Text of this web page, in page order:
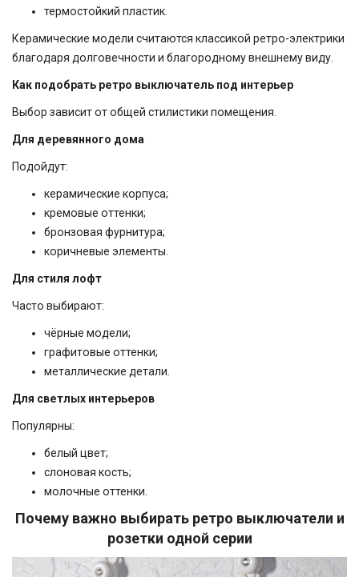
термостойкий пластик.
Керамические модели считаются классикой ретро-электрики
благодаря долговечности и благородному внешнему виду.
Как подобрать ретро выключатель под интерьер
Выбор зависит от общей стилистики помещения.
Для деревянного дома
Подойдут:
керамические корпуса;
кремовые оттенки;
бронзовая фурнитура;
коричневые элементы.
Для стиля лофт
Часто выбирают:
чёрные модели;
графитовые оттенки;
металлические детали.
Для светлых интерьеров
Популярны:
белый цвет;
слоновая кость;
молочные оттенки.
Почему важно выбирать ретро выключатели и
розетки одной серии